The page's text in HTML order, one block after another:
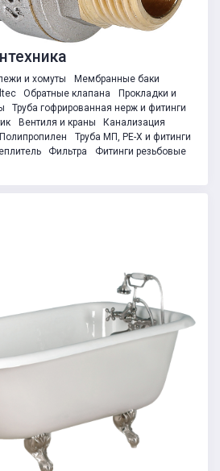
и хомуты
Мембранные баки
Обратные клапана
Прокладки и
Труба гофрированная нерж и фитинги
Вентиля и краны
Канализация
Полипропилен
Труба МП, PE-X и фитинги
Фильтра
Фитинги резьбовые